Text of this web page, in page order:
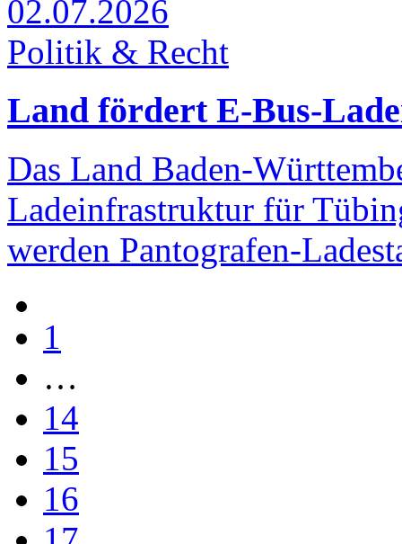
02.07.2026
Politik & Recht
Land fördert E-Bus-
Das Land Baden-
Ladeinfrastruktur für
werden Pantografen-
1
…
14
15
16